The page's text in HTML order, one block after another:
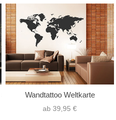
Wandtattoo Weltkarte
ab 39,95 €